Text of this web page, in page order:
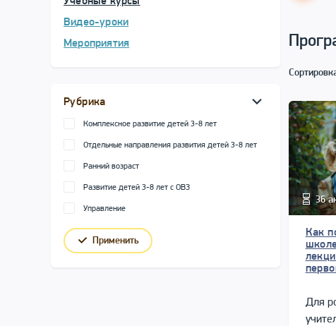
Видео-уроки
Мероприятия
Рубрика
Комплексное развитие детей 3-8 лет
Отдельные направления развития детей 3-8 лет
Ранний возраст
Развитие детей 3-8 лет с ОВЗ
Управление
Применить
36
Как
Для